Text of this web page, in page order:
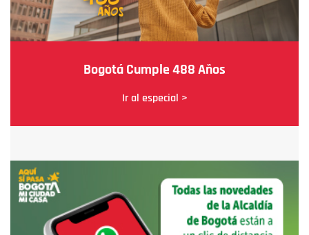
Bogotá Cumple 488 Años
Ir al especial >